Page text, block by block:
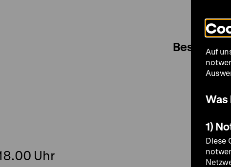
Besuch
Uhr
Auf
Was
1)
Diese